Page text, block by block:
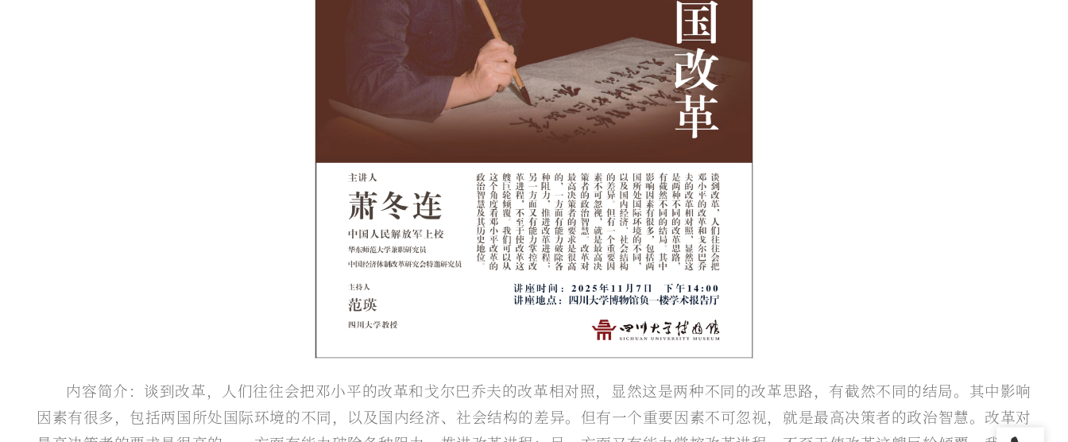
内容简介：谈到改革，人们往往会把邓小平的改革和戈尔巴乔夫的改革相对照，显然这是两种不同的改革思路，有截然不同的结局。其中影响
因素有很多，包括两国所处国际环境的不同，以及国内经济、社会结构的差异。但有一个重要因素不可忽视，就是最高决策者的政治智慧。改革对